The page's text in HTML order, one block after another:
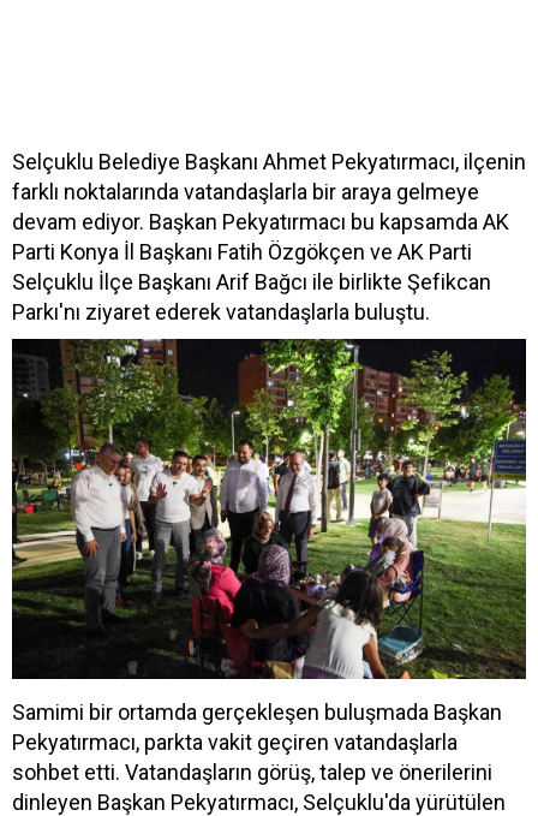
Selçuklu Belediye Başkanı Ahmet Pekyatırmacı, ilçenin
farklı noktalarında vatandaşlarla bir araya gelmeye
devam ediyor. Başkan Pekyatırmacı bu kapsamda AK
Parti Konya İl Başkanı Fatih Özgökçen ve AK Parti
Selçuklu İlçe Başkanı Arif Bağcı ile birlikte Şefikcan
Parkı'nı ziyaret ederek vatandaşlarla buluştu.
Samimi bir ortamda gerçekleşen buluşmada Başkan
Pekyatırmacı, parkta vakit geçiren vatandaşlarla
sohbet etti. Vatandaşların görüş, talep ve önerilerini
dinleyen Başkan Pekyatırmacı, Selçuklu'da yürütülen